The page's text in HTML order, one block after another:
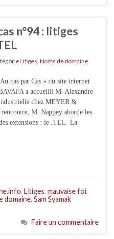
n°94 : litiges
Litiges Noms de domaine
cas par Cas » du site internet
a accueilli M. Alexandre
chez MEYER &
M. Nappey aborde les
extensions : le .TEL. La
, Litiges, mauvaise foi,
domaine, Sam Syamak
Faire un commentaire